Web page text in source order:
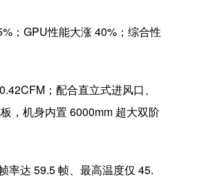
；GPU性能大涨 40%；综合性
；配合直立式进风口、
，机身内置 6000mm 超大双阶
率达 59.5 帧、最高温度仅 45.